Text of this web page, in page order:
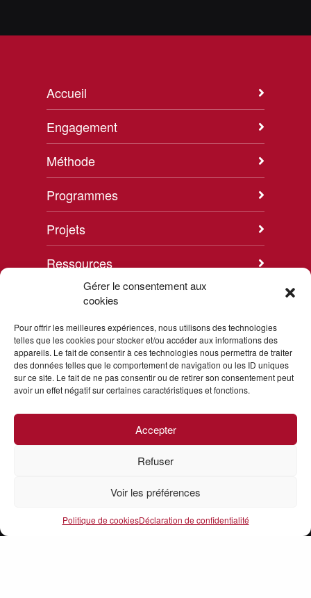
Gérer le consentement aux
cookies
Pour offrir les meilleures expériences, nous utilisons des technologies
telles que les cookies pour stocker et/ou accéder aux informations des
appareils. Le fait de consentir à ces technologies nous permettra de traiter
des données telles que le comportement de navigation ou les ID uniques
sur ce site. Le fait de ne pas consentir ou de retirer son consentement peut
avoir un effet négatif sur certaines caractéristiques et fonctions.
Accepter
Refuser
Voir les préférences
Politique de cookiesDéclaration de confidentialité
Accueil
Engagement
Méthode
Programmes
Projets
Ressources
Contact
Conditions générales de vente
Conditions générales d’utilisation